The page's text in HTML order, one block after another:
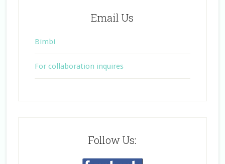
Email Us
Bimbi
For collaboration inquires
Follow Us: